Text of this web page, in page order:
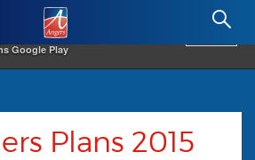
Google Play
Angers.fr : Retour à l'accueil
Plans 2015